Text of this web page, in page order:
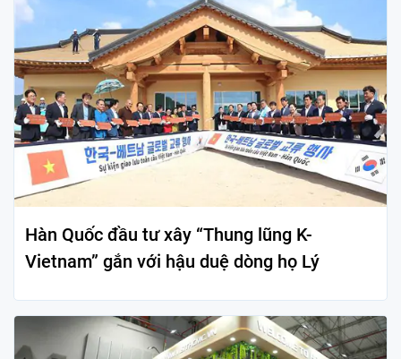
Hàn Quốc đầu tư xây “Thung lũng K-
Vietnam” gắn với hậu duệ dòng họ Lý